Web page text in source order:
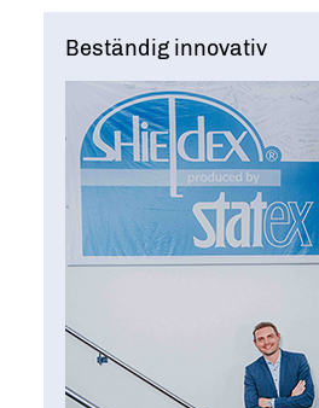
G20 Young Entrepreneurs‘ Alliance
CREATIVE YOUNG ENTREPRENEUR
Beständig innovativ